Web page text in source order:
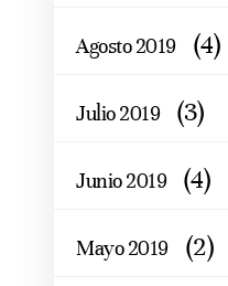
Agosto 2019 (4)
Julio 2019 (3)
Junio 2019 (4)
Mayo 2019 (2)